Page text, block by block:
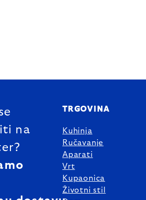
na
TRGOVINA
Kuhinja
Ručavanje
Aparati
Vrt
Kupaonica
Životni stil